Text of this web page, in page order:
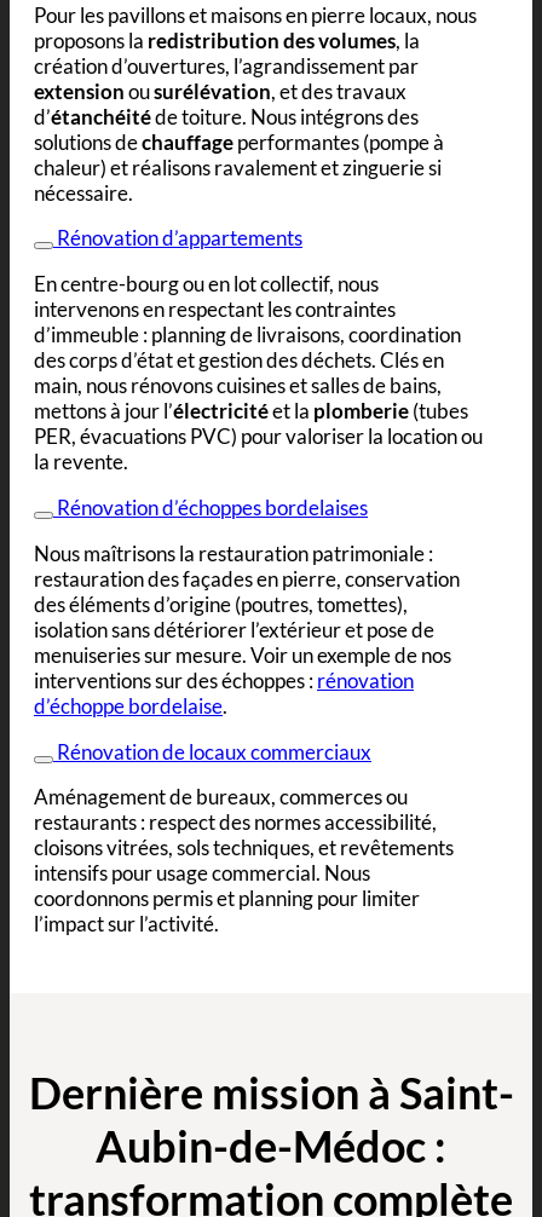
Pour les pavillons et maisons en pierre locaux, nous
proposons la redistribution des volumes, la
création d’ouvertures, l’agrandissement par
extensionousurélévation, et des travaux
d’étanchéitéde toiture. Nous intégrons des
solutions dechauffageperformantes (pompe à
chaleur) et réalisons ravalement et zinguerie si
nécessaire.
Rénovation d’appartements
En centre-bourg ou en lot collectif, nous
intervenons en respectant les contraintes
d’immeuble : planning de livraisons, coordination
des corps d’état et gestion des déchets. Clés en
main, nous rénovons cuisines et salles de bains,
mettons à jour l’électricitéet la plomberie(tubes
PER, évacuations PVC) pour valoriser la location ou
la revente.
Rénovation d’échoppes bordelaises
Nous maîtrisons la restauration patrimoniale :
restauration des façades en pierre, conservation
des éléments d’origine (poutres, tomettes),
isolation sans détériorer l’extérieur et pose de
menuiseries sur mesure. Voir un exemple de nos
interventions sur des échoppes :rénovation
d’échoppe bordelaise.
Rénovation de locaux commerciaux
Aménagement de bureaux, commerces ou
restaurants : respect des normes accessibilité,
cloisons vitrées, sols techniques, et revêtements
intensifs pour usage commercial. Nous
coordonnons permis et planning pour limiter
l’impact sur l’activité.
Dernière mission à Saint-
Aubin-de-Médoc :
transformation complète